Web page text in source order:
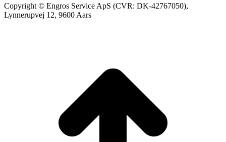
Copyright © Engros Service ApS (CVR: DK-42767050),
Lynnerupvej 12, 9600 Aars